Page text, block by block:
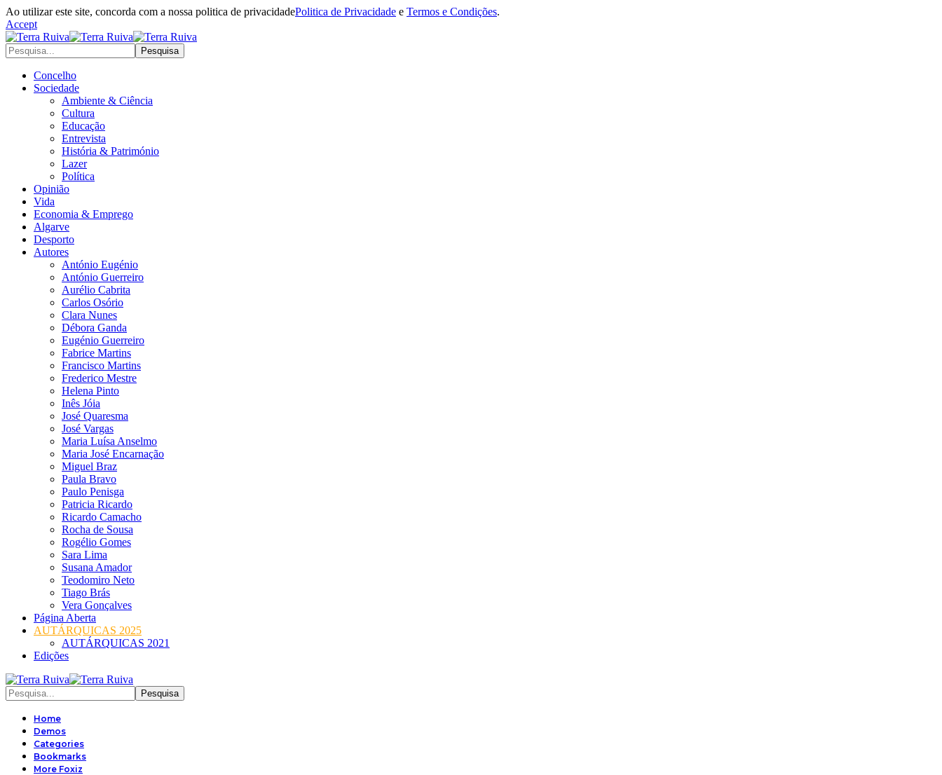
Ao utilizar este site, concorda com a nossa politica de privacidadePolitica de Privacidade e Termos e Condições.
Accept
Concelho
Sociedade
Ambiente & Ciência
Cultura
Educação
Entrevista
História & Património
Lazer
Política
Opinião
Vida
Economia & Emprego
Algarve
Desporto
Autores
António Eugénio
António Guerreiro
Aurélio Cabrita
Carlos Osório
Clara Nunes
Débora Ganda
Eugénio Guerreiro
Fabrice Martins
Francisco Martins
Frederico Mestre
Helena Pinto
Inês Jóia
José Quaresma
José Vargas
Maria Luísa Anselmo
Maria José Encarnação
Miguel Braz
Paula Bravo
Paulo Penisga
Patricia Ricardo
Ricardo Camacho
Rocha de Sousa
Rogélio Gomes
Sara Lima
Susana Amador
Teodomiro Neto
Tiago Brás
Vera Gonçalves
Página Aberta
AUTÁRQUICAS 2025
AUTÁRQUICAS 2021
Edições
Home
Demos
Categories
Bookmarks
More Foxiz